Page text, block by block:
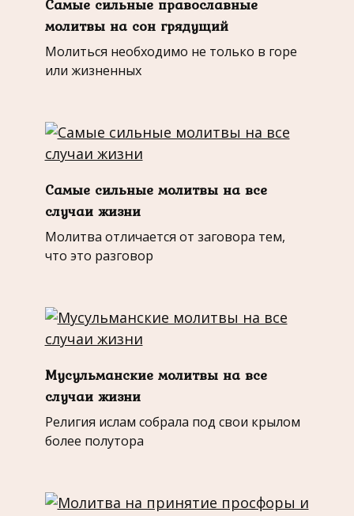
молитвы на сон грядущий
Молиться необходимо не только в горе
или жизненных
Самые сильные молитвы на все
случаи жизни
Молитва отличается от заговора тем,
что это разговор
Мусульманские молитвы на все
случаи жизни
Религия ислам собрала под свои крылом
более полутора